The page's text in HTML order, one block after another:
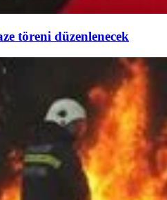
töreni düzenlenecek